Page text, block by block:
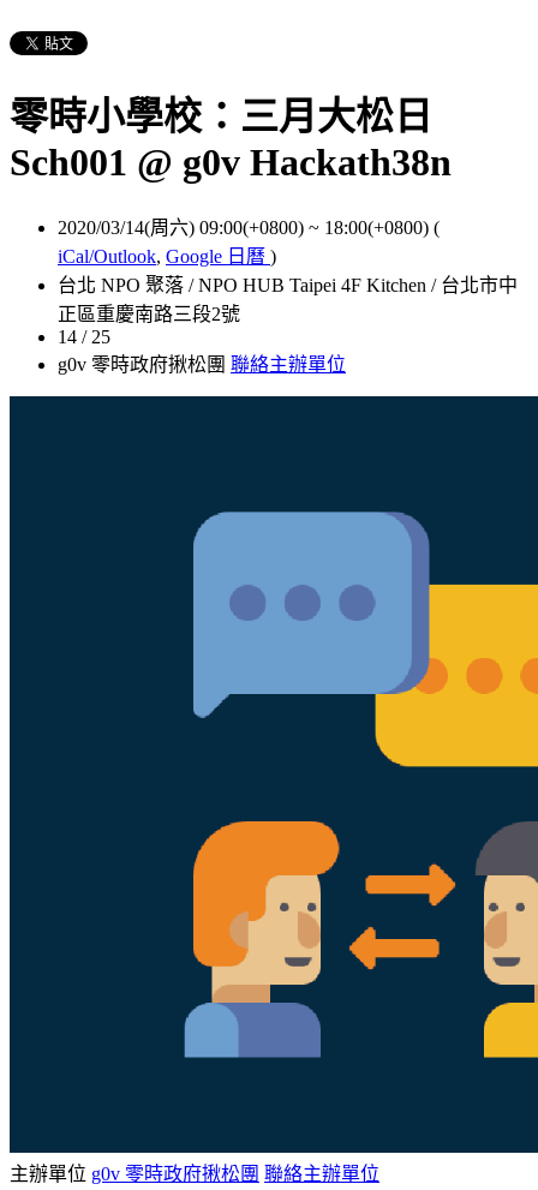
零時小學校：三月大松日
Sch001 @ g0v Hackath38n
2020/03/14(周六) 09:00(+0800) ~ 18:00(+0800) (
iCal/Outlook, Google 日曆 )
台北 NPO 聚落 / NPO HUB Taipei 4F Kitchen / 台北市中
正區重慶南路三段2號
14 / 25
g0v 零時政府揪松團 聯絡主辦單位
主辦單位 g0v 零時政府揪松團 聯絡主辦單位